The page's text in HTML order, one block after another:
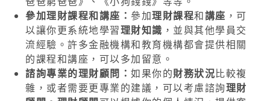
參加理財課程和講座： 參加理財課程和講座 ，可
以讓你更系統地學習理財知識 ，並與其他學員交
流經驗。許多金融機構和教育機構都會提供相關
的課程和講座，可以多加留意。
諮詢專業的理財顧問：如果你的財務狀況比較複
雜，或者需要更專業的建議，可以考慮諮詢理財